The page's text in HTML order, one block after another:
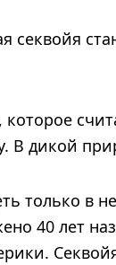
секвойя
которое
В дикой
только в
40 лет